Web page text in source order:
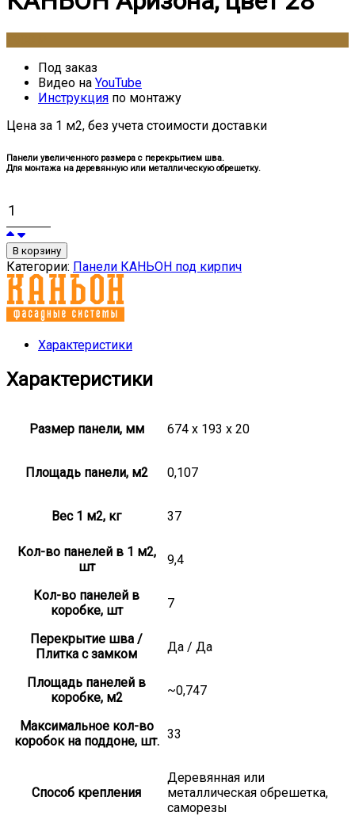
Под заказ
Видео на YouTube
Инструкция по монтажу
Цена за 1 м2, без учета стоимости доставки
Панели увеличенного размера с перекрытием шва.
Для монтажа на деревянную или металлическую обрешетку.
В корзину
Категории: Панели КАНЬОН под кирпич
Характеристики
Характеристики
Размер панели, мм 674 x 193 x 20
Площадь панели, м2 0,107
Вес 1 м2, кг 37
Кол-во панелей в 1 м2,
шт
9,4
Кол-во панелей в
коробке, шт
7
Перекрытие шва /
Плитка с замком
Да / Да
Площадь панелей в
коробке, м2
~0,747
Максимальное кол-во
коробок на поддоне, шт. 33
Способ крепления
Деревянная или
металлическая обрешетка,
саморезы